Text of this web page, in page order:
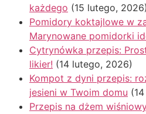
każdego (15 lutego, 2026)
Pomidory koktajlowe w
Marynowane pomidorki
Cytrynówka przepis:
likier! (14 lutego, 2026)
Kompot z dyni przepis:
jesieni w Twoim domu
Przepis na dżem